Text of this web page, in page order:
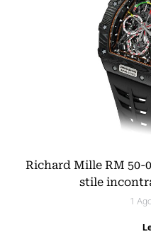
Richard Mille RM 50-
stile
1